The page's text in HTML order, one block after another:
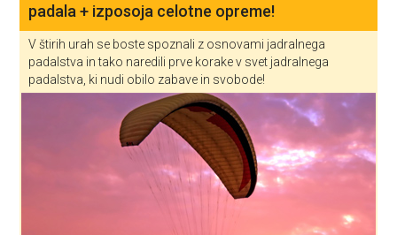
padala + izposoja celotne opreme!
V štirih urah se boste spoznali z osnovami jadralnega
padalstva in tako naredili prve korake v svet jadralnega
padalstva, ki nudi obilo zabave in svobode!